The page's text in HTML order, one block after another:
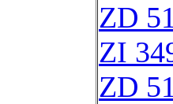
ZD
ZI
ZD